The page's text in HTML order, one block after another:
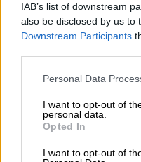
IAB’s list of downstream
also be disclosed by us to
Downstream Participants
Please note that this
not limited to your visit or
grant or deny consent to
use your data for below
consent section.
Personal Data
I want to opt-out of
personal data.
Opted In
I want to opt-out of